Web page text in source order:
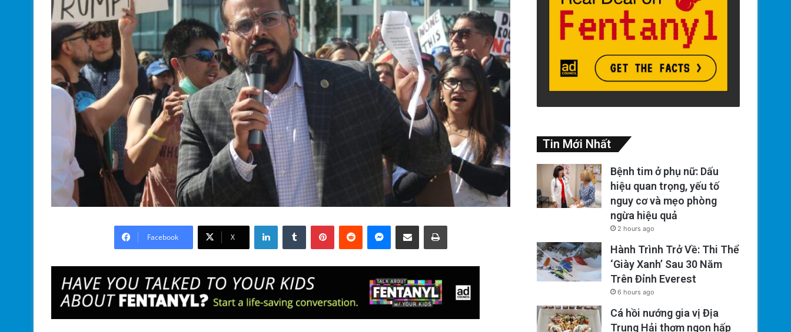
Facebook X
LinkedInTumblr PinterestReddit Messenger
Share via Email Print
Tin Mới Nhất
Bệnh tim ở phụ nữ: Dấu
hiệu quan trọng, yếu tố
nguy cơ và mẹo phòng
ngừa hiệu quả
2 hours ago
Hành Trình Trở Về: Thi Thể
‘Giày Xanh’ Sau 30 Năm
Trên Đỉnh Everest
6 hours ago
Cá hồi nướng gia vị Địa
Trung Hải thơm ngon hấp